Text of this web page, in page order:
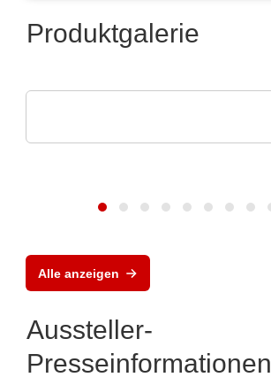
Produktgalerie
Alle anzeigen
Aussteller-
Presseinformationen